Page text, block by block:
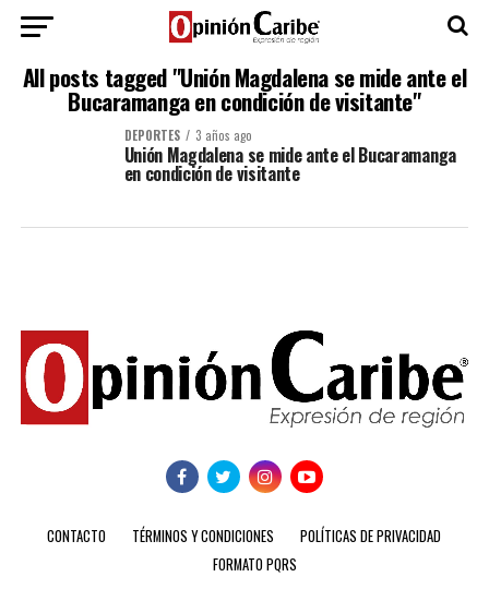
All posts tagged "Unión Magdalena se mide ante el
Bucaramanga en condición de visitante"
DEPORTES 3 años ago
Unión Magdalena se mide ante el Bucaramanga
en condición de visitante
CONTACTO TÉRMINOS Y CONDICIONES
POLÍTICAS DE PRIVACIDAD
FORMATO PQRS